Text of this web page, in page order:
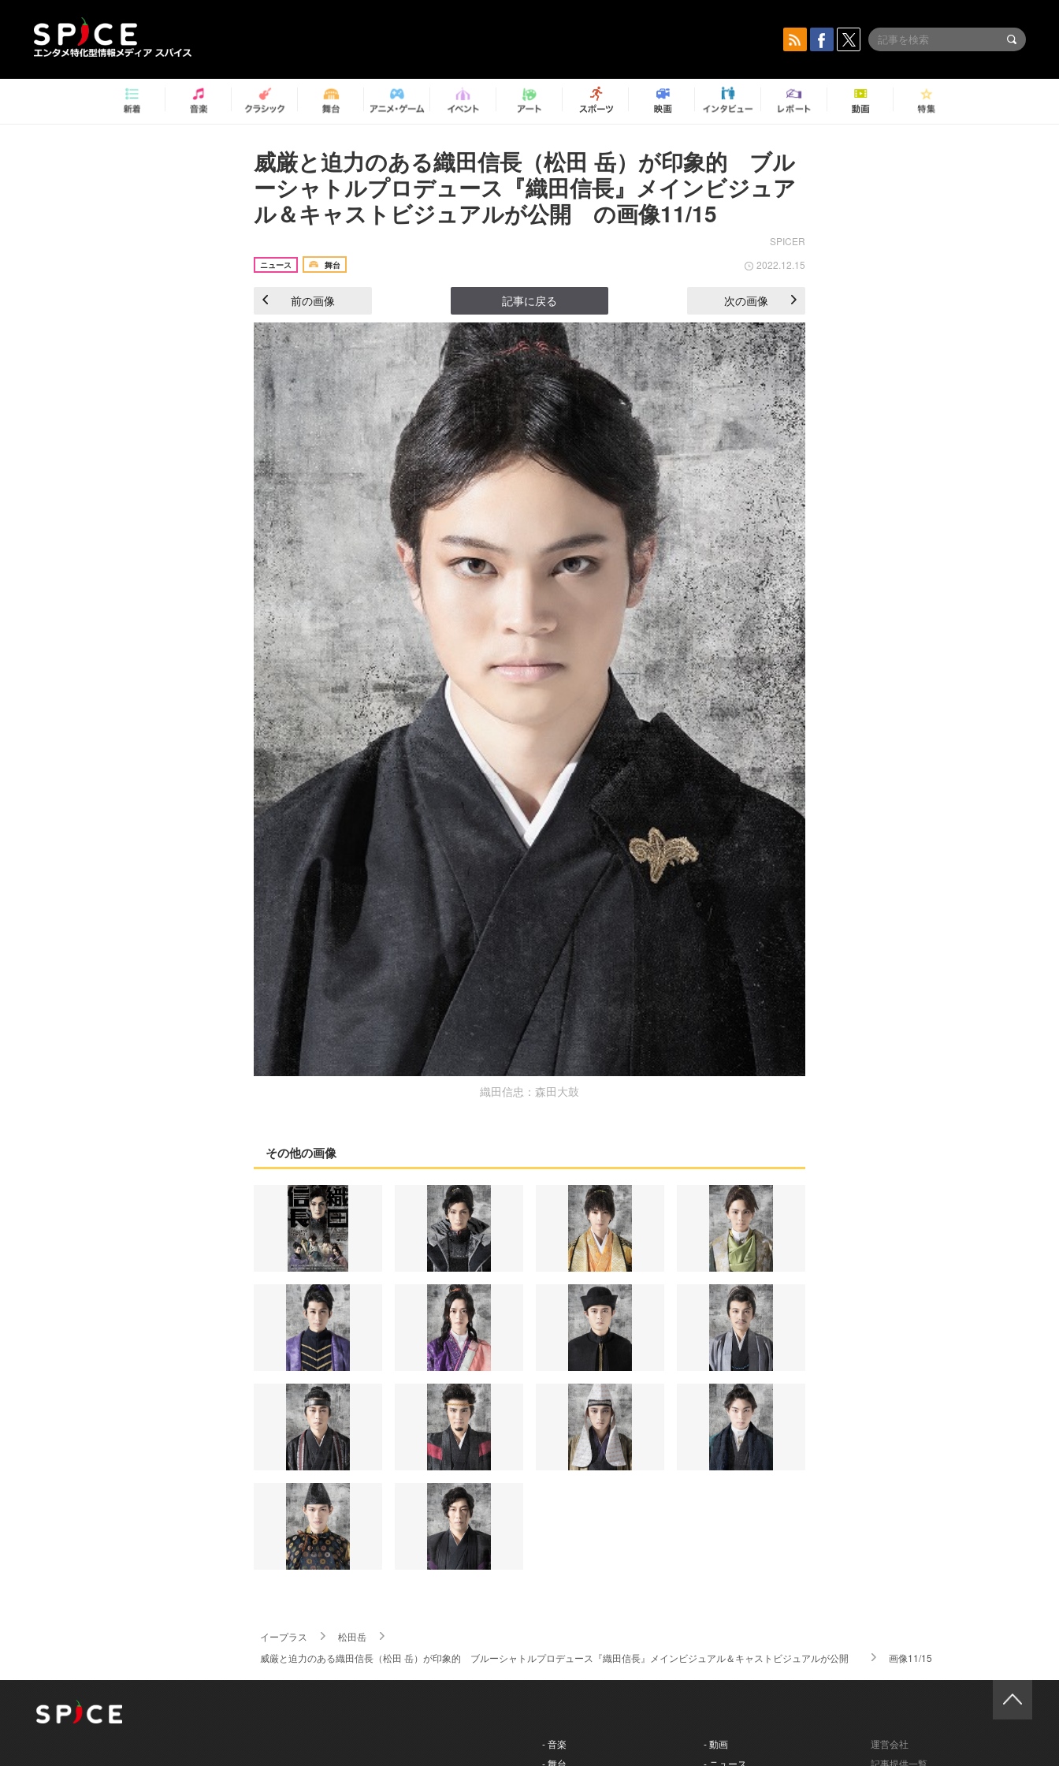
威厳と迫力のある織田信長（松田 岳）が印象的 ブル
ーシャトルプロデュース『織田信長』メインビジュア
ル＆キャストビジュアルが公開 の画像11/15
SPICER
ニュース 舞台 2022.12.15
前の画像 記事に戻る 次の画像
織田信忠：森田大鼓
その他の画像
イープラス
松田岳
威厳と迫力のある織田信長（松田 岳）が印象的 ブルーシャトルプロデュース『織田信長』メインビジュアル＆キャストビジュアルが公開
画像11/15
- 音楽
- 舞台
- 動画
- ニュース
運営会社
記事提供一覧